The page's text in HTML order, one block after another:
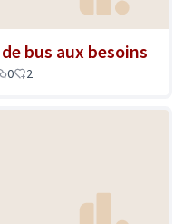
bus aux besoins
0 2